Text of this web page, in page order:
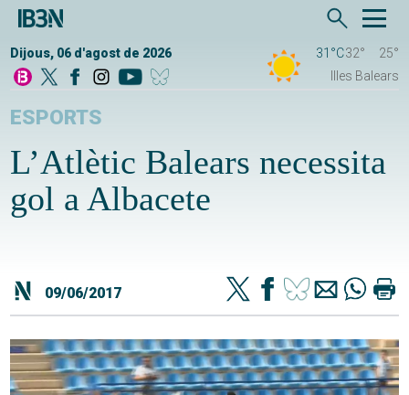
Dijous, 06 d'agost de 2026 31°C32°
25°
Illes Balears
ESPORTS
L’Atlètic Balears necessita
gol a Albacete
09/06/2017